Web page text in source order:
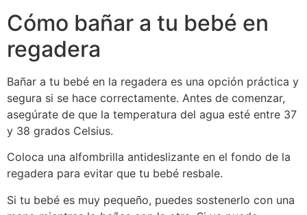
Cómo bañar a tu bebé en
regadera
Bañar a tu bebé en la regadera es una opción práctica y
segura si se hace correctamente. Antes de comenzar,
asegúrate de que la temperatura del agua esté entre 37
y 38 grados Celsius.
Coloca una alfombrilla antideslizante en el fondo de la
regadera para evitar que tu bebé resbale.
Si tu bebé es muy pequeño, puedes sostenerlo con una